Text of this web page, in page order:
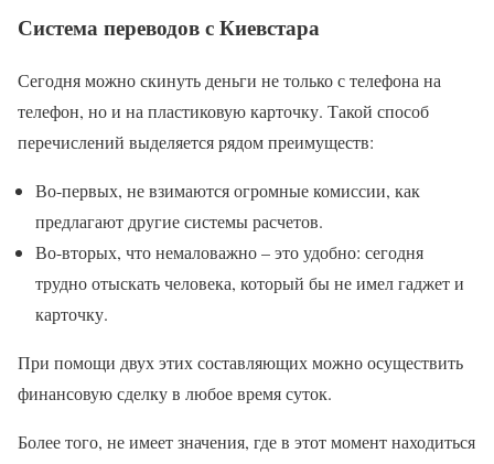
Система переводов с Киевстара
Сегодня можно скинуть деньги не только с телефона на
телефон, но и на пластиковую карточку. Такой способ
перечислений выделяется рядом преимуществ:
Во-первых, не взимаются огромные комиссии, как
предлагают другие системы расчетов.
Во-вторых, что немаловажно – это удобно: сегодня
трудно отыскать человека, который бы не имел гаджет и
карточку.
При помощи двух этих составляющих можно осуществить
финансовую сделку в любое время суток.
Более того, не имеет значения, где в этот момент находиться